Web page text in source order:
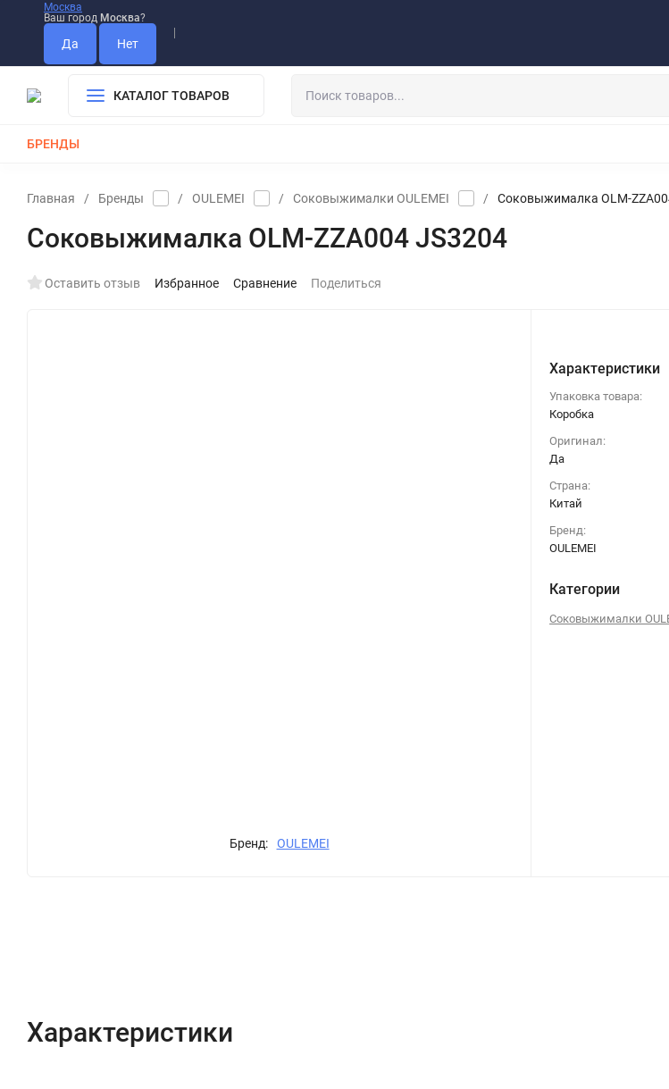
Москва
Ваш город Москва?
КАТАЛОГ ТОВАРОВ
БРЕНДЫ
Главная / Бренды / OULEMEI / Соковыжималки OULEMEI / Соковыжималка OLM-
Соковыжималка OLM-ZZA004 JS3204
Оставить отзыв Избранное Сравнение Поделиться
Бренд: OULEMEI
Характеристики
Упаковка товара:
Коробка
Оригинал:
Да
Страна:
Китай
Бренд:
OULEMEI
Категории
Соковыжималки
Характеристики